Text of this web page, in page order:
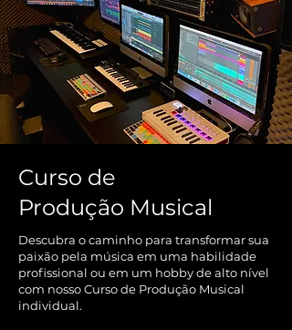
Curso de
Produção Musical
Descubra o caminho para transformar sua
paixão pela música em uma habilidade
profissional ou em um hobby de alto nível
com nosso Curso de Produção Musical
individual.